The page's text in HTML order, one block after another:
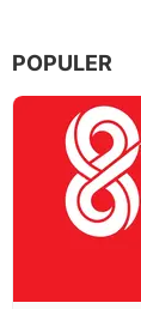
POPULER